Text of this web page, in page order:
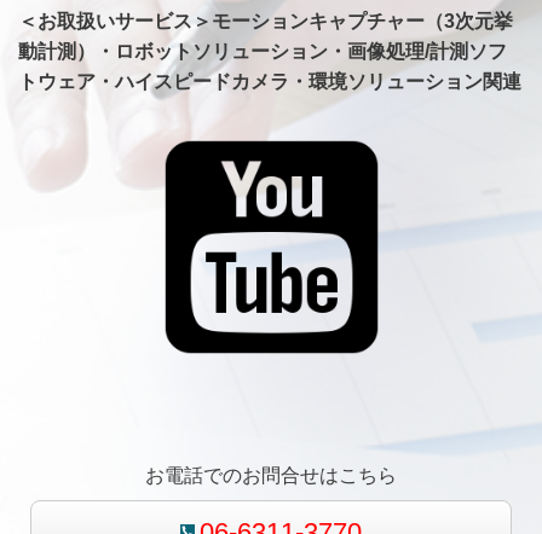
＜お取扱いサービス＞モーションキャプチャー（3次元挙
動計測）・ロボットソリューション・画像処理/計測ソフ
トウェア・ハイスピードカメラ・環境ソリューション関連
お電話でのお問合せはこちら